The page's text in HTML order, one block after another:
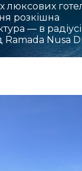
люксових
розкішна
— в радіусі
Ramada Nusa